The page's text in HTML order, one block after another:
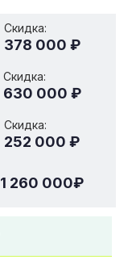
Скидка:
378 000 ₽
Скидка:
630 000 ₽
Скидка:
252 000 ₽
1 260 000₽